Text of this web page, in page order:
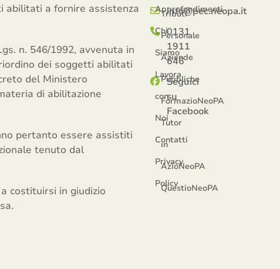
abilitati a fornire assistenza
n. 546/1992, avvenuta in
dei soggetti abilitati
del Ministero
di abilitazione
pertanto essere assistiti
tenuto dal
costituirsi in giudizio
info@pec.neopa.it
0131
1911
646
Seguici
su
Facebook
Approfondimenti
Chi
Siamo
Lavora
con
Noi
Contatti
Privacy
Policy
Tributi
Personale
Aziende
Pubbliche
FormazioNeoPA
Tutor
in
AzioNeoPA
QuestioNeoPA